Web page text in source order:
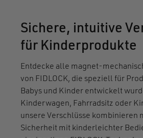
Sichere, intuitive
für Kinderprodukte
Entdecke alle magnet-
von FIDLOCK, die speziell für
Babys und Kinder entwickelt
Kinderwagen, Fahrradsitz oder
unsere Verschlüsse kombinieren
Sicherheit mit kinderleichter